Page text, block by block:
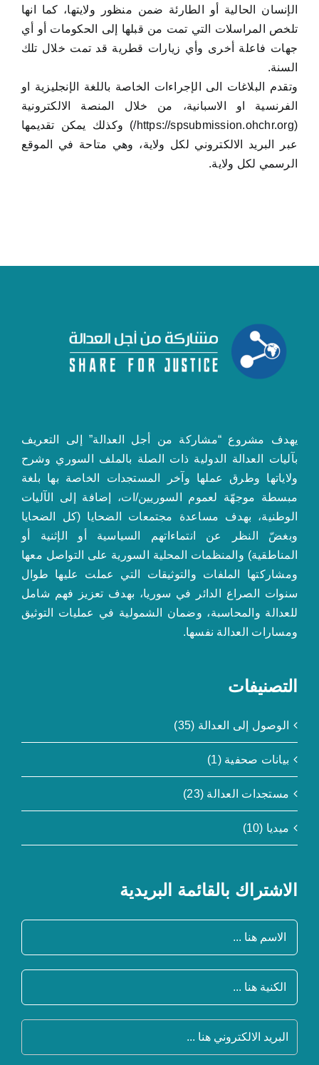
الإنسان الحالية أو الطارئة ضمن منظور ولايتها، كما انها
تلخص المراسلات التي تمت من قبلها إلى الحكومات أو أي
جهات فاعلة أخرى وأي زيارات قطرية قد تمت خلال تلك
السنة.
وتقدم البلاغات الى الإجراءات الخاصة باللغة الإنجليزية او
الفرنسية او الاسبانية، من خلال المنصة الالكترونية
(https://spsubmission.ohchr.org/) وكذلك يمكن تقديمها
عبر البريد الالكتروني لكل ولاية، وهي متاحة في الموقع
الرسمي لكل ولاية.
يهدف مشروع “مشاركة من أجل العدالة” إلى التعريف
بآليات العدالة الدولية ذات الصلة بالملف السوري وشرح
ولاياتها وطرق عملها وآخر المستجدات الخاصة بها بلغة
مبسطة موجهّة لعموم السوريين/ات، إضافة إلى الآليات
الوطنية، بهدف مساعدة مجتمعات الضحايا (كل الضحايا
وبغضّ النظر عن انتماءاتهم السياسية أو الإثنية أو
المناطقية) والمنظمات المحلية السورية على التواصل معها
ومشاركتها الملفات والتوثيقات التي عملت عليها طوال
سنوات الصراع الدائر في سوريا، بهدف تعزيز فهم شامل
للعدالة والمحاسبة، وضمان الشمولية في عمليات التوثيق
ومسارات العدالة نفسها.
التصنيفات
الوصول إلى العدالة (35)
بيانات صحفية (1)
مستجدات العدالة (23)
ميديا (10)
الاشتراك بالقائمة البريدية